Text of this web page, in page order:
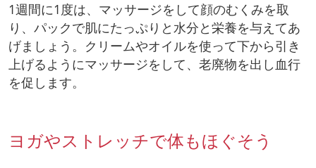
1週間に1度は、マッサージをして顔のむくみを取
り、パックで肌にたっぷりと水分と栄養を与えてあ
げましょう。クリームやオイルを使って下から引き
上げるようにマッサージをして、老廃物を出し血行
を促します。
ヨガやストレッチで体もほぐそう